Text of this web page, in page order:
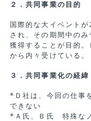
２．共同事業の目的
国際的な大イベント
され、その期間中の
獲得することが目的
から内々受けている。
３．共同事業化の経緯
*Ｄ社は、今回の仕事
できない
*Ａ氏、Ｂ氏 特殊な